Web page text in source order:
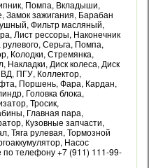
Помпа, Вкладыши,
Замок зажигания, Барабан
Фильтр масляный,
Лист рессоры, Наконечник
Серьга, Помпа,
Колодки, Стремянка,
Диск колеса, Диск
ПГУ, Коллектор,
Поршень, Фара, Кардан,
Головка блока,
Тросик,
Главная пара,
Кузовные запчасти,
Тяга рулевая, Тормозной
Насос
по телефону +7 (911) 111-99-